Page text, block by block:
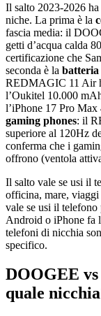
Il salto 2023-2026 ha
niche. La prima è la
fascia media: il
getti d’acqua calda
certificazione che
seconda è la batteria
REDMAGIC 11 Air
l’Oukitel 10.000
l’iPhone 17 Pro
gaming phones: il
superiore al 120Hz
conferma che i
offrono (ventola
Il salto vale se usi il
officina, mare,
vale se usi il
Android o iPhone fa
telefoni di nicchia
specifico.
DOOGEE
quale